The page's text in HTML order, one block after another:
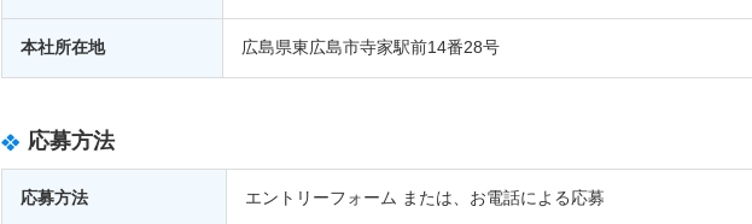
本社所在地 広島県東広島市寺家駅前14番28号
応募方法
応募方法 エントリーフォーム または、お電話による応募